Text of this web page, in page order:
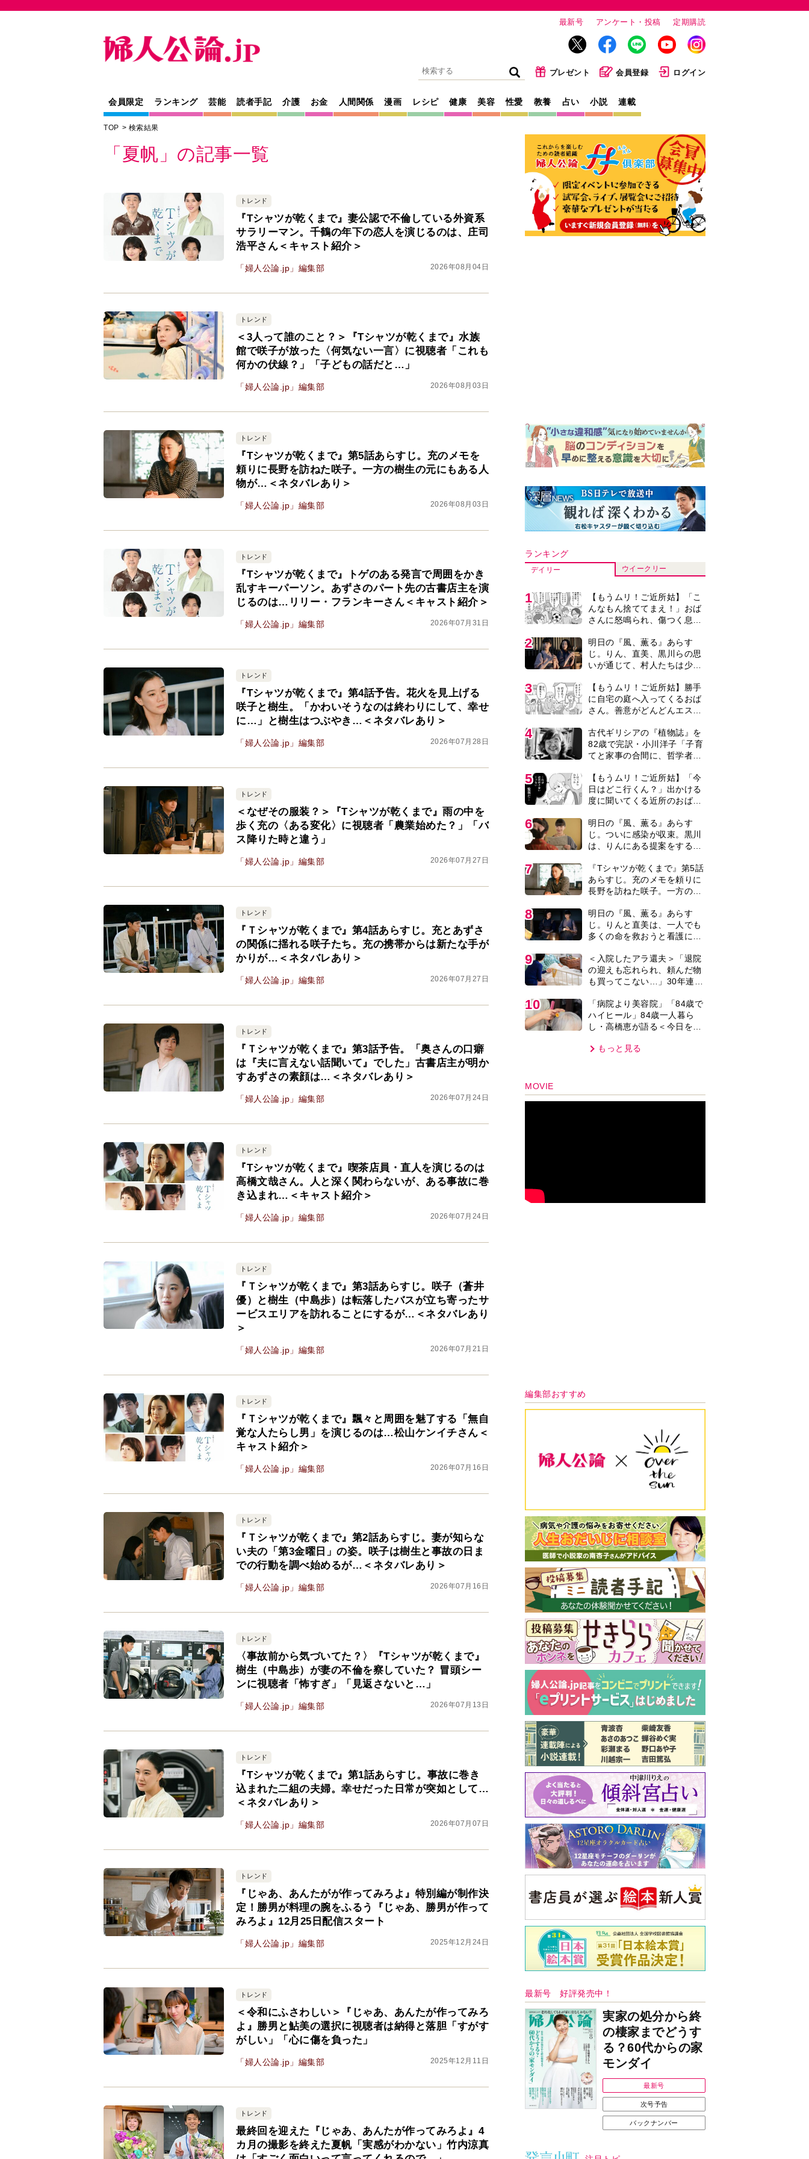
最新号 アンケート・投稿 定期購読
プレゼント 会員登録 ログイン
会員限定 ランキング 芸能 読者手記 介護 お金 人間関係 漫画 レシピ 健康 美容 性愛 教養 占い 小説 連載
TOP 検索結果
「夏帆」の記事一覧
トレンド
『Tシャツが乾くまで』妻公認で不倫している外資系
サラリーマン。千鶴の年下の恋人を演じるのは、庄司
浩平さん＜キャスト紹介＞
「婦人公論.jp」編集部 2026年08月04日
トレンド
＜3人って誰のこと？＞『Tシャツが乾くまで』水族
館で咲子が放った〈何気ない一言〉に視聴者「これも
何かの伏線？」「子どもの話だと…」
「婦人公論.jp」編集部 2026年08月03日
トレンド
『Tシャツが乾くまで』第5話あらすじ。充のメモを
頼りに長野を訪ねた咲子。一方の樹生の元にもある人
物が…＜ネタバレあり＞
「婦人公論.jp」編集部 2026年08月03日
トレンド
『Tシャツが乾くまで』トゲのある発言で周囲をかき
乱すキーパーソン。あずさのパート先の古書店主を演
じるのは…リリー・フランキーさん＜キャスト紹介＞
「婦人公論.jp」編集部 2026年07月31日
トレンド
『Tシャツが乾くまで』第4話予告。花火を見上げる
咲子と樹生。「かわいそうなのは終わりにして、幸せ
に…」と樹生はつぶやき…＜ネタバレあり＞
「婦人公論.jp」編集部 2026年07月28日
トレンド
＜なぜその服装？＞『Tシャツが乾くまで』雨の中を
歩く充の〈ある変化〉に視聴者「農業始めた？」「バ
ス降りた時と違う」
「婦人公論.jp」編集部 2026年07月27日
トレンド
『Ｔシャツが乾くまで』第4話あらすじ。充とあずさ
の関係に揺れる咲子たち。充の携帯からは新たな手が
かりが…＜ネタバレあり＞
「婦人公論.jp」編集部 2026年07月27日
トレンド
『Ｔシャツが乾くまで』第3話予告。「奥さんの口癖
は『夫に言えない話聞いて』でした」古書店主が明か
すあずさの素顔は…＜ネタバレあり＞
「婦人公論.jp」編集部 2026年07月24日
トレンド
『Tシャツが乾くまで』喫茶店員・直人を演じるのは
高橋文哉さん。人と深く関わらないが、ある事故に巻
き込まれ…＜キャスト紹介＞
「婦人公論.jp」編集部 2026年07月24日
トレンド
『Ｔシャツが乾くまで』第3話あらすじ。咲子（蒼井
優）と樹生（中島歩）は転落したバスが立ち寄ったサ
ービスエリアを訪れることにするが…＜ネタバレあり
＞
「婦人公論.jp」編集部 2026年07月21日
トレンド
『Ｔシャツが乾くまで』飄々と周囲を魅了する「無自
覚な人たらし男」を演じるのは…松山ケンイチさん＜
キャスト紹介＞
「婦人公論.jp」編集部 2026年07月16日
トレンド
『Ｔシャツが乾くまで』第2話あらすじ。妻が知らな
い夫の「第3金曜日」の姿。咲子は樹生と事故の日ま
での行動を調べ始めるが…＜ネタバレあり＞
「婦人公論.jp」編集部 2026年07月16日
トレンド
〈事故前から気づいてた？〉『Tシャツが乾くまで』
樹生（中島歩）が妻の不倫を察していた？ 冒頭シー
ンに視聴者「怖すぎ」「見返さないと…」
「婦人公論.jp」編集部 2026年07月13日
トレンド
『Tシャツが乾くまで』第1話あらすじ。事故に巻き
込まれた二組の夫婦。幸せだった日常が突如として…
＜ネタバレあり＞
「婦人公論.jp」編集部 2026年07月07日
トレンド
『じゃあ、あんたがが作ってみろよ』特別編が制作決
定！勝男が料理の腕をふるう『じゃあ、勝男が作って
みろよ』12月25日配信スタート
「婦人公論.jp」編集部 2025年12月24日
トレンド
＜令和にふさわしい＞『じゃあ、あんたが作ってみろ
よ』勝男と鮎美の選択に視聴者は納得と落胆「すがす
がしい」「心に傷を負った」
「婦人公論.jp」編集部 2025年12月11日
トレンド
最終回を迎えた『じゃあ、あんたが作ってみろよ』4
カ月の撮影を終えた夏帆「実感がわかない」竹内涼真
1
【もうムリ！ご近所姑】「こ
んなもん捨ててまえ！」おば
さんに怒鳴られ、傷つく息
子。私たちが取った行動は…
じ。りん、直美、黒川らの思
いが通じて、村人たちは少し
ずつ理解を示し始める＜ネタ
バレあり＞
【もうムリ！ご近所姑】勝手
に自宅の庭へ入ってくるおば
4
古代ギリシアの『植物誌』を
82歳で完訳・小川洋子「子育
オプラストスと向き合った50
年」
5
【もうムリ！ご近所姑】「今
日はどこ行くん？」出かける
ん。毎日監視される生活が始
まり…【第1話】
6
明日の『風、薫る』あらす
じ。ついに感染が収束。黒川
ネタバレあり＞
7
『Tシャツが乾くまで』第5話
あらすじ。充のメモを頼りに
生の元にもある人物が…＜ネ
タバレあり＞
8
明日の『風、薫る』あらす
じ。りんと直美は、一人でも
闘するが人手が足りず…＜ネ
タバレあり＞
9
＜入院したアラ還夫＞「退院
の迎えも忘れられ、頼んだ物
添った妻の対応に失望。「弱
った時こそ助け合うのが夫婦
では」との訴えに女性たちの
10
「病院より美容院」「84歳で
ハイヒール」84歳一人暮ら
しだけ気分よく過ごす＞方法
とは…
もっと見る
MOVIE
最新号 好評発売中！
実家の処分から終
の棲家までどうす
る？60代からの家
モンダイ
最新号
次号予告
バックナンバー
注目トピ
婚約者がBL愛好家でした
結婚1か月で離婚を決めました。本当に
よかったのでしょうか
見知らぬ女性からの悪意 どうしたらよ
いか
中央公論新社の本
る君たちへ
いじめられっ子だった精神
科医の贈る言葉
中井久夫 著 詳しくみる
インフォメーション
耳にすっぽり！オーテ
の「オーティコン ジー